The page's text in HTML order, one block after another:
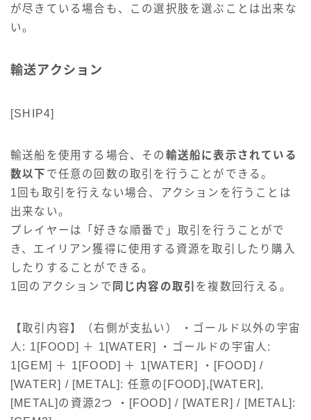
が尽きている場合も、この選択肢を選ぶことは出来な
い。
輸送アクション
[SHIP4]
輸送船を使用する場合、その 輸送船に表示されている
数以下 で任意の回数の取引を行うことができる。
1回も取引を行えない場合、アクションを行うことは
出来ない。
プレイヤーは「好きな順番で」取引を行うことがで
き、エイリアン獲得に使用する資源を取引したり購入
したりすることができる。
1回のアクションで 同じ内容の取引 を複数回行える。
【取引内容】（右側が支払い） ・ゴールド以外の宇宙
人: 1[FOOD] ＋ 1[WATER] ・ゴールドの宇宙人:
1[GEM] ＋ 1[FOOD] ＋ 1[WATER] ・[FOOD] /
[WATER] / [METAL]: 任意の[FOOD],[WATER],
[METAL]の資源2つ ・[FOOD] / [WATER] / [METAL]: